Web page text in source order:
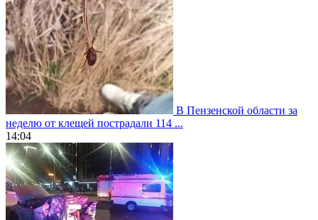
В Пензенской области за
неделю от клещей пострадали 114 ...
14:04